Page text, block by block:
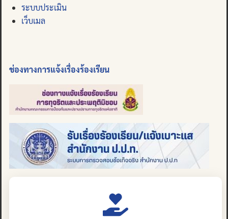
ระบบประเมิน
เว็บเมล
ช่องทางการแจ้งเรื่องร้องเรียน